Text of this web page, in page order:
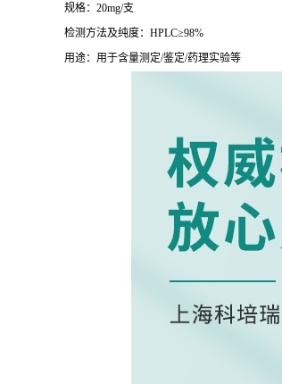
规格：20mg/支
检测方法及纯度：HPLC≥98%
用途：用于含量测定/鉴定/药理实验等